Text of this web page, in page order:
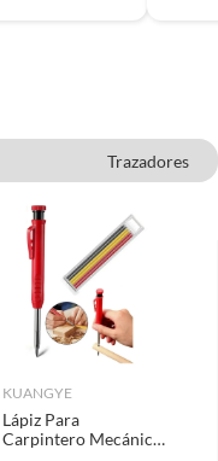
Trazadores
KUANGYE
Lápiz Para
Carpintero Mecánico